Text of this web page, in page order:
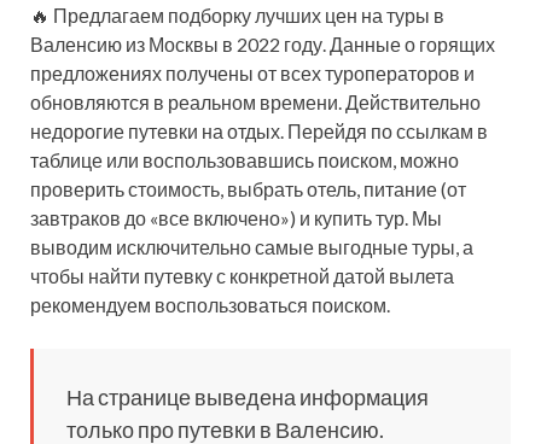
🔥 Предлагаем подборку лучших цен на туры в
Валенсию из Москвы в 2022 году. Данные о горящих
предложениях получены от всех туроператоров и
обновляются в реальном времени. Действительно
недорогие путевки на отдых. Перейдя по ссылкам в
таблице или воспользовавшись поиском, можно
проверить стоимость, выбрать отель, питание (от
завтраков до «все включено») и купить тур. Мы
выводим исключительно самые выгодные туры, а
чтобы найти путевку с конкретной датой вылета
рекомендуем воспользоваться поиском.
На странице выведена информация
только про путевки в Валенсию.